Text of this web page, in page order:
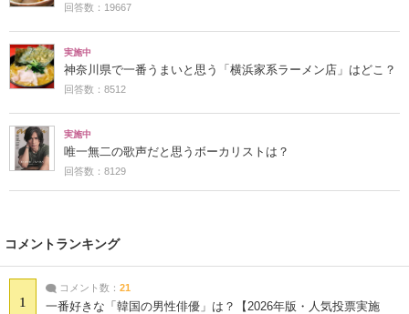
回答数：19667
実施中
神奈川県で一番うまいと思う「横浜家系ラーメン店」はどこ？
回答数：8512
実施中
唯一無二の歌声だと思うボーカリストは？
回答数：8129
コメントランキング
1
コメント数： 21
一番好きな「韓国の男性俳優」は？【2026年版・人気投票実施